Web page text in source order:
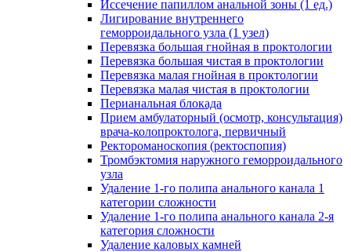
Иссечение папиллом анальной зоны (1 ед.)
Лигирование внутреннего
геморроидального узла (1 узел)
Перевязка большая гнойная в проктологии
Перевязка большая чистая в проктологии
Перевязка малая гнойная в проктологии
Перевязка малая чистая в проктологии
Перианальная блокада
Прием амбулаторный (осмотр, консультация)
врача-колопроктолога, первичный
Ректороманоскопия (ректоспопия)
Тромбэктомия наружного геморроидального
узла
Удаление 1-го полипа анального канала 1
категории сложности
Удаление 1-го полипа анального канала 2-я
категория сложности
Удаление каловых камней